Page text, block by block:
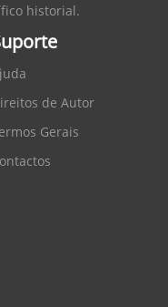
historial.
de Autor
Gerais